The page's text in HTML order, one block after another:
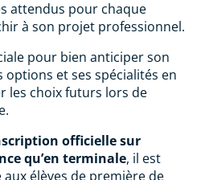
attendus pour chaque
à son projet professionnel.
pour bien anticiper son
et ses spécialités en
les choix futurs lors de
officielle sur
qu’en terminale, il est
élèves de première de